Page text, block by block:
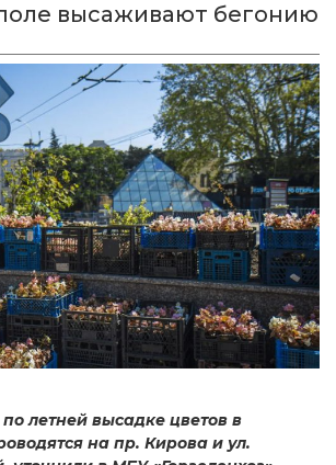
высаживают бегонию
летней высадке цветов в
на пр. Кирова и ул.